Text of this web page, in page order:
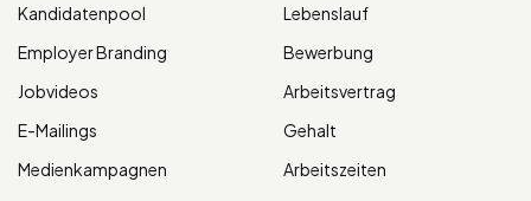
Kandidatenpool
Employer Branding
Jobvideos
E-Mailings
Medienkampagnen
Lebenslauf
Bewerbung
Arbeitsvertrag
Gehalt
Arbeitszeiten